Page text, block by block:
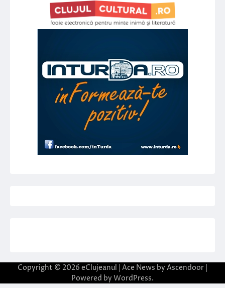
Copyright © 2026 eClujeanul | Ace News by Ascendoor
Powered by WordPress.